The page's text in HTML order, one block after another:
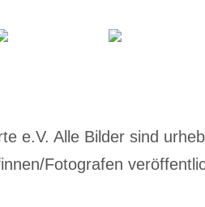
e.V. Alle Bilder sind
Fotografen